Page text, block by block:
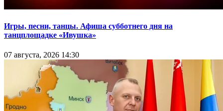
Игры, песни, танцы. Афиша субботнего дня на
танцплощадке «Ивушка»
07 августа, 2026 14:30